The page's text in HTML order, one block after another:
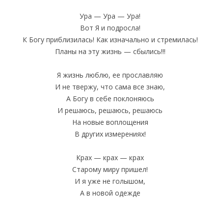
Ура — Ура — Ура!
Вот Я и подросла!
К Богу приблизилась! Как изначально и стремилась!
Планы на эту жизнь — сбылись!!!
Я жизнь люблю, ее прославляю
И не твержу, что сама все знаю,
А Богу в себе поклоняюсь
И решаюсь, решаюсь, решаюсь
На новые воплощения
В других измерениях!
Крах — крах — крах
Старому миру пришел!
И я уже не голышом,
А в новой одежде